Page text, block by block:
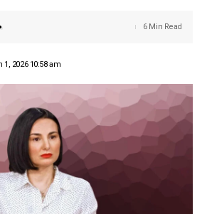
2026 10:58 am
6 Min Read